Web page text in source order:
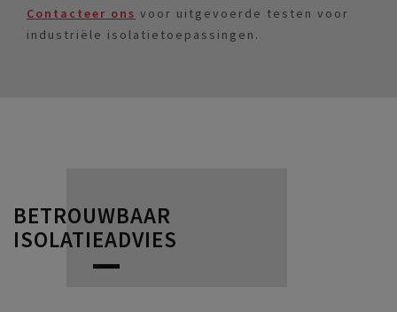
Contacteer ons voor uitgevoerde testen voor
industriële isolatietoepassingen.
BETROUWBAAR
ISOLATIEADVIES